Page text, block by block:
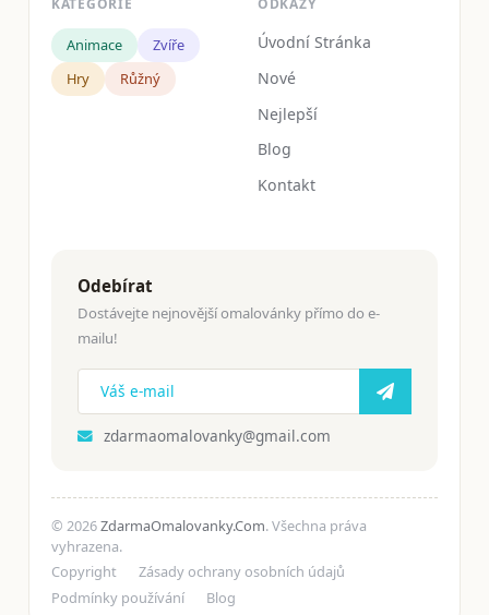
KATEGORIE
Animace
Zvíře
Hry
Růžný
ODKAZY
Úvodní Stránka
Nové
Nejlepší
Blog
Kontakt
Odebírat
Dostávejte nejnovější omalovánky přímo do e-
mailu!
zdarmaomalovanky@gmail.com
© 2026ZdarmaOmalovanky.Com. Všechna práva
vyhrazena.
Copyright
Zásady ochrany osobních údajů
Podmínky používání
Blog